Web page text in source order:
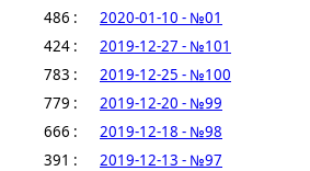
486 :
2020-01-10 - №01
424 :
2019-12-27 - №101
783 :
2019-12-25 - №100
779 :
2019-12-20 - №99
666 :
2019-12-18 - №98
391 :
2019-12-13 - №97